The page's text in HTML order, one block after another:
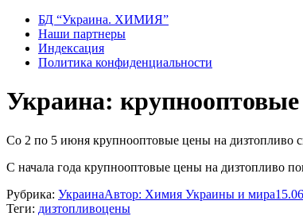
БД “Украина. ХИМИЯ”
Наши партнеры
Индексация
Политика конфиденциальности
Украина: крупнооптовые
Со 2 по 5 июня крупнооптовые цены на дизтопливо
С начала года крупнооптовые цены на дизтопливо
Рубрика: УкраинаАвтор: Химия Украины и мира
Теги: дизтопливоцены